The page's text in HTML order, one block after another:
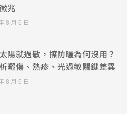
兆
8 月 6 日
陽就過敏，擦防曬為何沒用？
曬傷、熱疹、光過敏關鍵差異
8 月 6 日